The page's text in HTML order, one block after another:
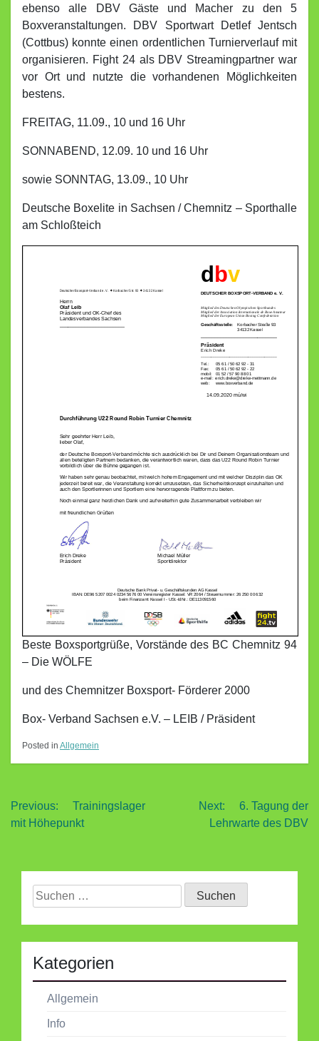
ebenso alle DBV Gäste und Macher zu den 5
Boxveranstaltungen. DBV Sportwart Detlef Jentsch
(Cottbus) konnte einen ordentlichen Turnierverlauf mit
organisieren. Fight 24 als DBV Streamingpartner war
vor Ort und nutzte die vorhandenen Möglichkeiten
bestens.
FREITAG, 11.09., 10 und 16 Uhr
SONNABEND, 12.09. 10 und 16 Uhr
sowie SONNTAG, 13.09., 10 Uhr
Deutsche Boxelite in Sachsen / Chemnitz – Sporthalle
am Schloßteich
Beste Boxsportgrüße, Vorstände des BC Chemnitz 94
– Die WÖLFE
und des Chemnitzer Boxsport- Förderer 2000
Box- Verband Sachsen e.V. – LEIB / Präsident
Posted in Allgemein
Beitragsnavigation
Previous:
Trainingslager
mit Höhepunkt
Next:
6. Tagung der
Lehrwarte des DBV
Suchen
nach:
Kategorien
Allgemein
Info